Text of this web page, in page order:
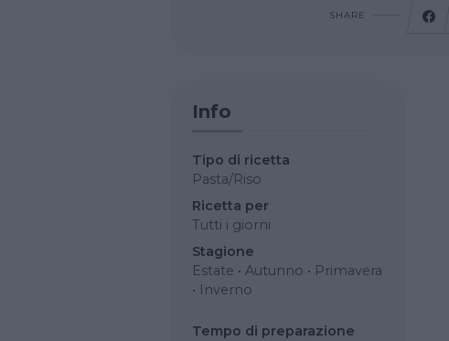
SHARE
Info
Tipo di ricetta
Pasta/Riso
Ricetta per
Tutti i giorni
Stagione
Estate • Autunno • Primavera
• Inverno
Tempo di preparazione